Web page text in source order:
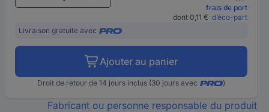
frais de port
dont 0,11 € d’éco-part
Livraison gratuite avec
Ajouter au panier
Droit de retour de 14 jours inclus (30 jours avec )
Fabricant ou personne responsable du produit